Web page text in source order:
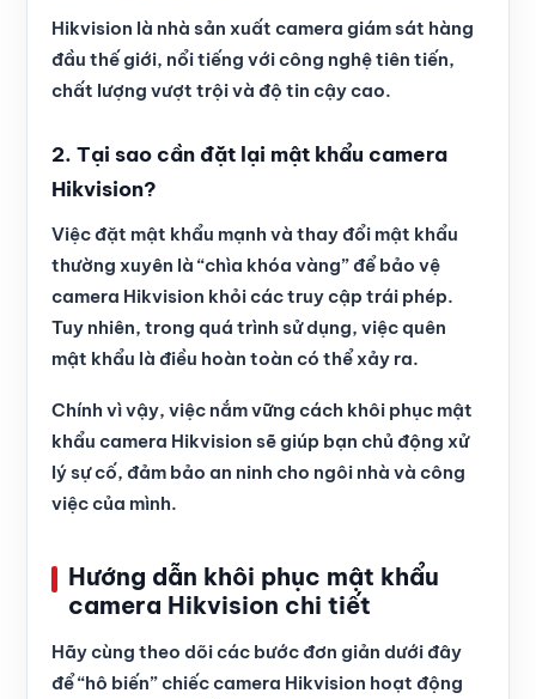
Hikvision là nhà sản xuất camera giám sát hàng
đầu thế giới, nổi tiếng với công nghệ tiên tiến,
chất lượng vượt trội và độ tin cậy cao.
2. Tại sao cần đặt lại mật khẩu camera
Hikvision?
Việc đặt mật khẩu mạnh và thay đổi mật khẩu
thường xuyên là “chìa khóa vàng” để bảo vệ
camera Hikvision khỏi các truy cập trái phép.
Tuy nhiên, trong quá trình sử dụng, việc quên
mật khẩu là điều hoàn toàn có thể xảy ra.
Chính vì vậy, việc nắm vững cách khôi phục mật
khẩu camera Hikvision sẽ giúp bạn chủ động xử
lý sự cố, đảm bảo an ninh cho ngôi nhà và công
việc của mình.
Hướng dẫn khôi phục mật khẩu
camera Hikvision chi tiết
Hãy cùng theo dõi các bước đơn giản dưới đây
để “hô biến” chiếc camera Hikvision hoạt động